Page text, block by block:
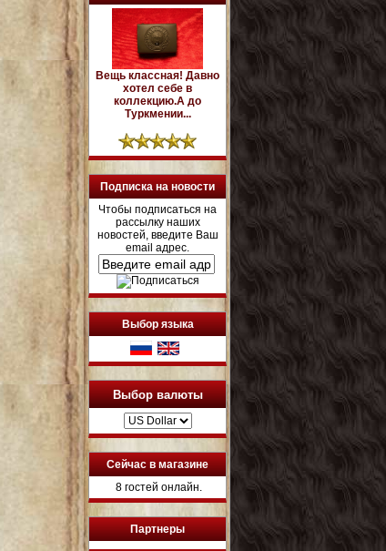
Вещь классная! Давно
хотел себе в
коллекцию.А до
Туркмении...
Подписка на новости
Чтобы подписаться на
рассылку наших
новостей, введите Ваш
email адрес.
Выбор языка
Выбор валюты
Сейчас в магазине
8 гостей онлайн.
Партнеры